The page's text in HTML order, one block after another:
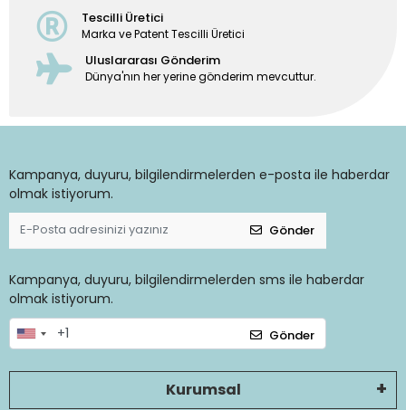
Tescilli Üretici
Marka ve Patent Tescilli Üretici
Uluslararası Gönderim
Dünya'nın her yerine gönderim mevcuttur.
Kampanya, duyuru, bilgilendirmelerden e-posta ile haberdar
olmak istiyorum.
Gönder
Kampanya, duyuru, bilgilendirmelerden sms ile haberdar
olmak istiyorum.
Gönder
Kurumsal